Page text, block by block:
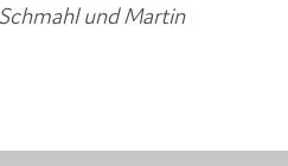
und Martin